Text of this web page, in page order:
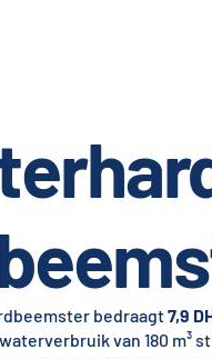
bedraagt7,9
van 180 m³